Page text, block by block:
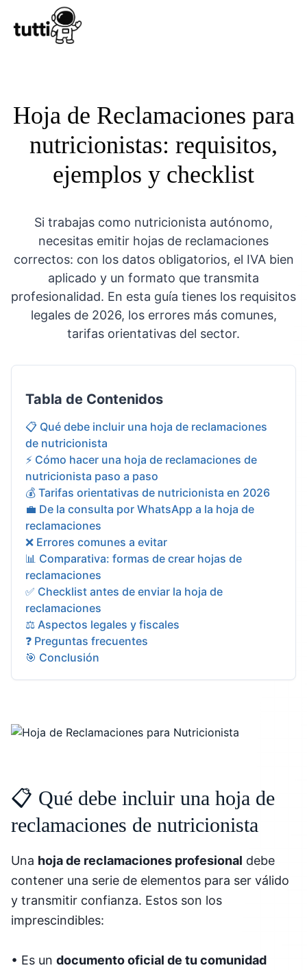
Hoja de Reclamaciones para
nutricionistas: requisitos,
ejemplos y checklist
Si trabajas como nutricionista autónomo,
necesitas emitir hojas de reclamaciones
correctos: con los datos obligatorios, el IVA bien
aplicado y un formato que transmita
profesionalidad. En esta guía tienes los requisitos
legales de 2026, los errores más comunes,
tarifas orientativas del sector.
Tabla de Contenidos
📋 Qué debe incluir una hoja de reclamaciones
de nutricionista
⚡ Cómo hacer una hoja de reclamaciones de
nutricionista paso a paso
💰 Tarifas orientativas de nutricionista en 2026
💼 De la consulta por WhatsApp a la hoja de
reclamaciones
❌ Errores comunes a evitar
📊 Comparativa: formas de crear hojas de
reclamaciones
✅ Checklist antes de enviar la hoja de
reclamaciones
⚖️ Aspectos legales y fiscales
❓ Preguntas frecuentes
🎯 Conclusión
📋 Qué debe incluir una hoja de
reclamaciones de nutricionista
Una hoja de reclamaciones profesional debe
contener una serie de elementos para ser válido
y transmitir confianza. Estos son los
imprescindibles:
• Es un documento oficial de tu comunidad